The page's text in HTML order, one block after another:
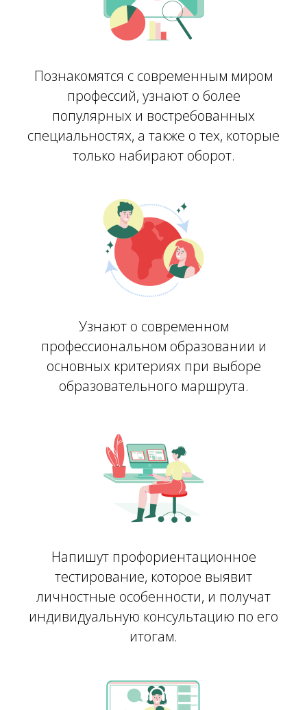
Познакомятся с современным миром
профессий, узнают о более
популярных и востребованных
специальностях, а также о тех, которые
только набирают оборот.
Узнают о современном
профессиональном образовании и
основных критериях при выборе
образовательного маршрута.
Напишут профориентационное
тестирование, которое выявит
личностные особенности, и получат
индивидуальную консультацию по его
итогам.